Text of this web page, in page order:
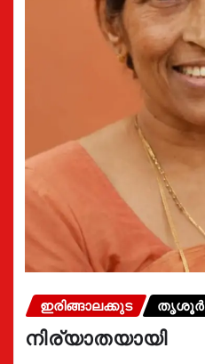
ഇരിങ്ങാലക്കുട തൃശൂർ
നിര്യാതയായി